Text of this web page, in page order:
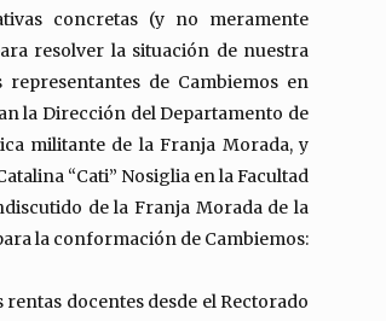
concretas (y no meramente
resolver la situación de nuestra
de Cambiemos en
la Dirección del Departamento de
militante de la Franja Morada, y
“Cati” Nosiglia en la Facultad
de la Franja Morada de la
la conformación de Cambiemos:
docentes desde el Rectorado